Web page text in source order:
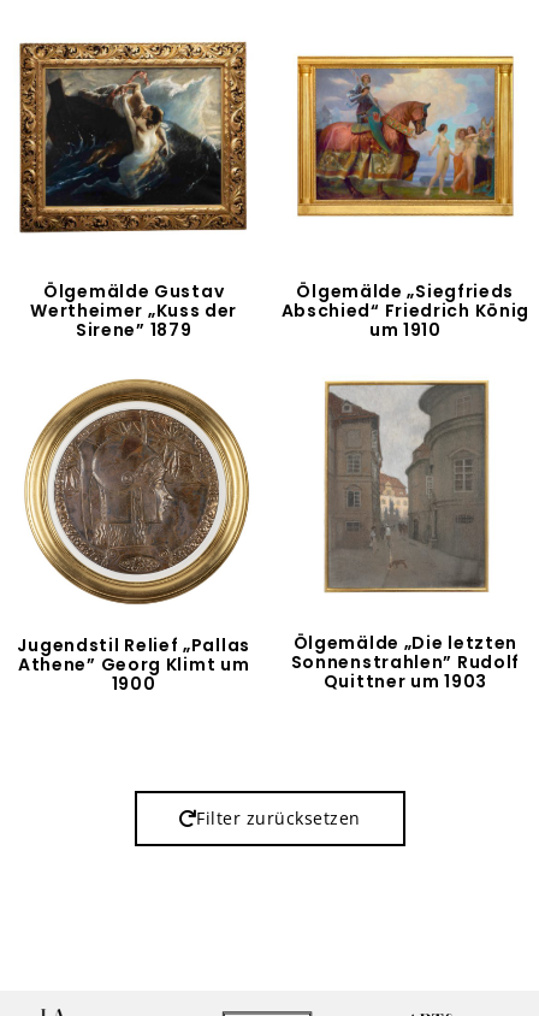
Ölgemälde Gustav
Wertheimer „Kuss der
Sirene” 1879
Ölgemälde „Siegfrieds
Abschied“ Friedrich König
um 1910
Jugendstil Relief „Pallas
Athene” Georg Klimt um
1900
Ölgemälde „Die letzten
Sonnenstrahlen” Rudolf
Quittner um 1903
Filter zurücksetzen